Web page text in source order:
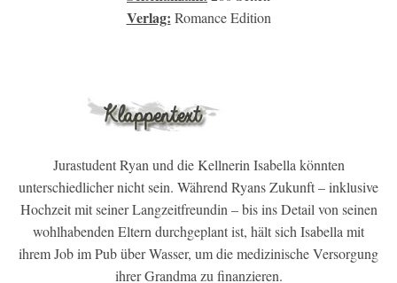
Verlag: Romance Edition
Jurastudent Ryan und die Kellnerin Isabella könnten
unterschiedlicher nicht sein. Während Ryans Zukunft – inklusive
Hochzeit mit seiner Langzeitfreundin – bis ins Detail von seinen
wohlhabenden Eltern durchgeplant ist, hält sich Isabella mit
ihrem Job im Pub über Wasser, um die medizinische Versorgung
ihrer Grandma zu finanzieren.